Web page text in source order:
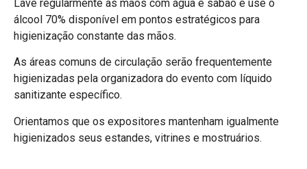
Lave regularmente as mãos com água e sabão e use o
álcool 70% disponível em pontos estratégicos para
higienização constante das mãos.
As áreas comuns de circulação serão frequentemente
higienizadas pela organizadora do evento com líquido
sanitizante específico.
Orientamos que os expositores mantenham igualmente
higienizados seus estandes, vitrines e mostruários.